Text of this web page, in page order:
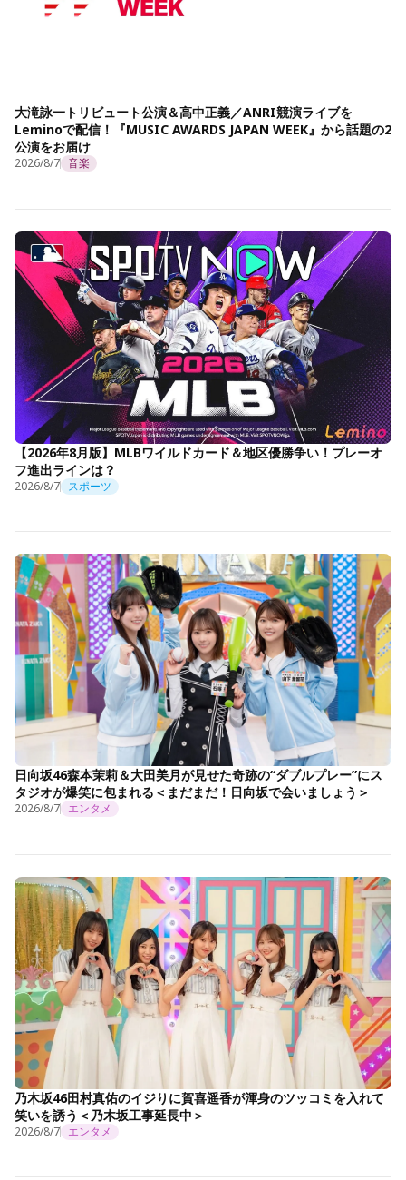
大滝詠一トリビュート公演＆高中正義／ANRI競演ライブを
Leminoで配信！『MUSIC AWARDS JAPAN WEEK』から話題の2
公演をお届け
2026/8/7 音楽
【2026年8月版】MLBワイルドカード＆地区優勝争い！プレーオ
フ進出ラインは？
2026/8/7 スポーツ
日向坂46森本茉莉＆大田美月が見せた奇跡の“ダブルプレー”にス
タジオが爆笑に包まれる＜まだまだ！日向坂で会いましょう＞
2026/8/7 エンタメ
乃木坂46田村真佑のイジりに賀喜遥香が渾身のツッコミを入れて
笑いを誘う＜乃木坂工事延長中＞
2026/8/7 エンタメ